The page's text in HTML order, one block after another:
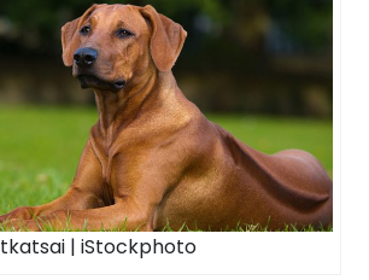
tkatsai | iStockphoto